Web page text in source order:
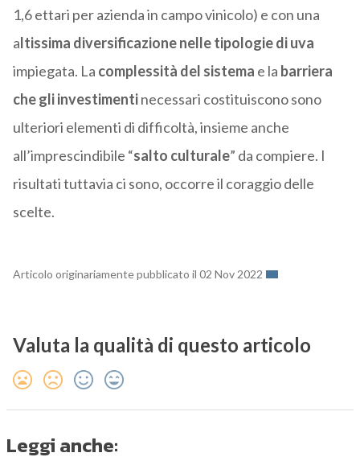
1,6 ettari per azienda in campo vinicolo) e con una
altissima diversificazione nelle tipologie di uva
impiegata. La complessità del sistema e la barriera
che gli investimentinecessari costituiscono sono
ulteriori elementi di difficoltà, insieme anche
all’imprescindibile “salto culturale” da compiere. I
risultati tuttavia ci sono, occorre il coraggio delle
scelte.
Articolo originariamente pubblicato il 02 Nov 2022
Valuta la qualità di questo articolo
Leggi anche: